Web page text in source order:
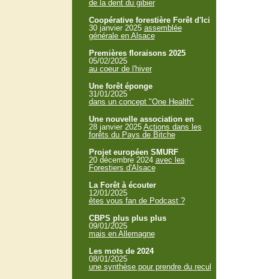
de la dent du gibier
Coopérative forestière Forêt d'Ici
30 janvier 2025 assemblée
générale en Alsace
Premières floraisons 2025
05/02/2025
au coeur de l'hiver
Une forêt éponge
31/01/2025
dans un concept "One Health"
Une nouvelle association en
28 janvier 2025 Actions dans les
forêts du Pays de Bitche
Projet européen SMURF
20 décembre 2024 avec les
Forestiers d'Alsace
La Forêt à écouter
12/01/2025
êtes vous fan de Podcast ?
CBPS plus plus plus
09/01/2025
mais en Allemagne
Les mots de 2024
08/01/2025
une synthèse pour prendre du recul